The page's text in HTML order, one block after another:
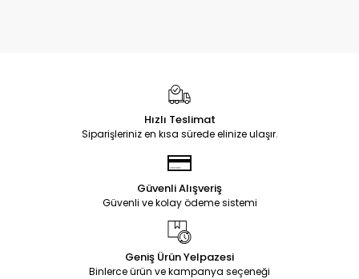
Hızlı Teslimat
Siparişleriniz en kısa sürede elinize ulaşır.
Güvenli Alışveriş
Güvenli ve kolay ödeme sistemi
Geniş Ürün Yelpazesi
Binlerce ürün ve kampanya seçeneği